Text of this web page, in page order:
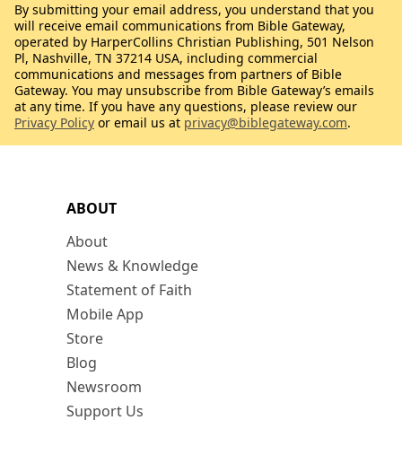
ABOUT
About
News & Knowledge
Statement of Faith
Mobile App
Store
Blog
Newsroom
Support Us
By submitting your email address, you understand that you
will receive email communications from Bible Gateway,
operated by HarperCollins Christian Publishing, 501 Nelson
Pl, Nashville, TN 37214 USA, including commercial
communications and messages from partners of Bible
Gateway. You may unsubscribe from Bible Gateway’s emails
at any time. If you have any questions, please review our
Privacy Policy or email us at privacy@biblegateway.com.